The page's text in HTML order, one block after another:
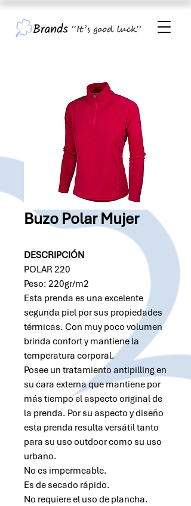
Buzo Polar Mujer
DESCRIPCIÓN
POLAR 220
Peso: 220gr/m2
Esta prenda es una excelente
segunda piel por sus propiedades
térmicas. Con muy poco volumen
brinda confort y mantiene la
temperatura corporal.
Posee un tratamiento antipilling en
su cara externa que mantiene por
más tiempo el aspecto original de
la prenda. Por su aspecto y diseño
esta prenda resulta versátil tanto
para su uso outdoor como su uso
urbano.
No es impermeable.
Es de secado rápido.
No requiere el uso de plancha.